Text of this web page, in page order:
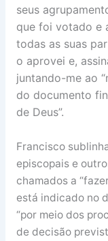
seus
que foi votado e
todas as suas
o aprovei e,
juntando-me ao
do documento
de Deus”.
Francisco
episcopais e
chamados a
está indicado no
“por meio dos
de decisão